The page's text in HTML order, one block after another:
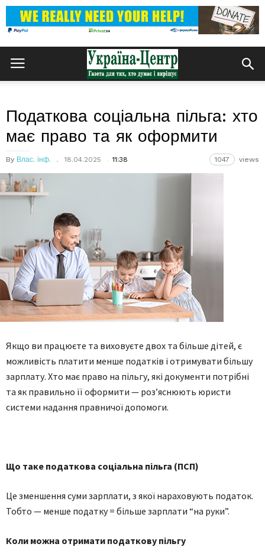
Податкова соціальна пільга: хто
має право та як оформити
By Влас. інф. 18.04.2025 11:38 1047 views
Якщо ви працюєте та виховуєте двох та більше дітей, є
можливість платити менше податків і отримувати більшу
зарплату. Хто має право на пільгу, які документи потрібні
та як правильно її оформити — роз’яснюють юристи
системи надання правничої допомоги.
Що таке податкова соціальна пільга (ПСП)
Це зменшення суми зарплати, з якої нараховують податок.
Тобто — менше податку = більше зарплати “на руки”.
Коли можна отримати податкову пільгу